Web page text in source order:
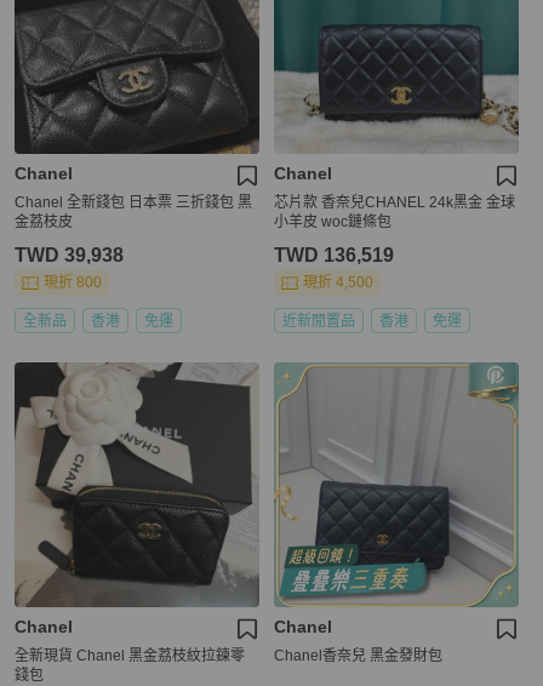
Chanel
Chanel 全新錢包 日本票 三折錢包 黑
金荔枝皮
TWD 39,938
現折 800
全新品 香港 免運
Chanel
芯片款 香奈兒CHANEL 24k黑金 金球
小羊皮 woc鏈條包
TWD 136,519
現折 4,500
近新閒置品 香港 免運
Chanel
全新現貨 Chanel 黑金荔枝紋拉鍊零
錢包
Chanel
Chanel香奈兒 黑金發財包